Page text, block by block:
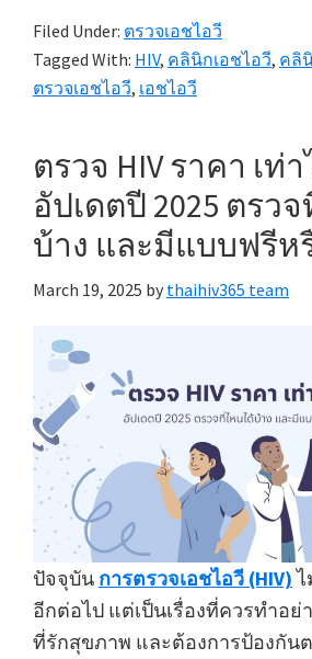
Filed Under: ตรวจเอชไอวี
Tagged With: HIV, คลินิกเอชไอวี, คลิ
ตรวจเอชไอวี, เอชไอวี
ตรวจ HIV ราคา เท่า
อัปเดตปี 2025 ตรว
บ้าง และมีแบบฟรีห
March 19, 2025 by thaihiv365 team
ปัจจุบัน การตรวจเอชไอวี (HIV)ไ
อีกต่อไป แต่เป็นเรื่องที่ควรทำอย่
ที่รักสุขภาพ และต้องการป้องกัน